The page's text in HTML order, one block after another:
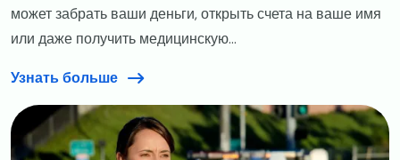
может забрать ваши деньги, открыть счета на ваше имя
или даже получить медицинскую...
Узнать больше
Image